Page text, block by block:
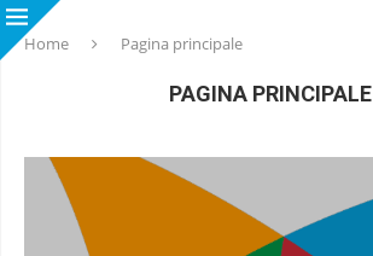
Home Pagina principale
PAGINA PRINCIPALE